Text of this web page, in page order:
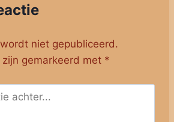
niet gepubliceerd.
gemarkeerd met *